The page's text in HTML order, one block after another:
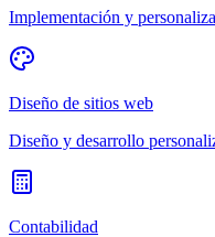
Implementación y
Diseño de sitios web
Diseño y desarrollo
Contabilidad